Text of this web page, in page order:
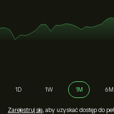
1D 1W 1M 6M
Zarejestruj się, aby uzyskać dostęp do